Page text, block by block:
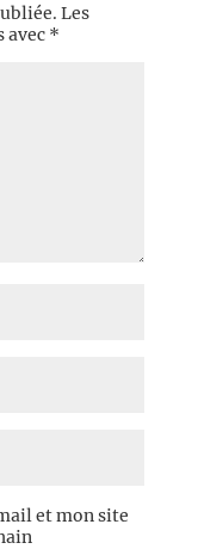
Les
avec *
et mon site